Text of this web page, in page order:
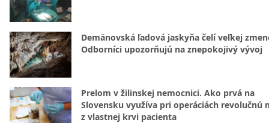
Demänovská ľadová jaskyňa čelí veľkej
Odborníci upozorňujú na znepokojivý vývoj
Prelom v žilinskej nemocnici. Ako prvá na
Slovensku využíva pri operáciách revolučnú
z vlastnej krvi pacienta